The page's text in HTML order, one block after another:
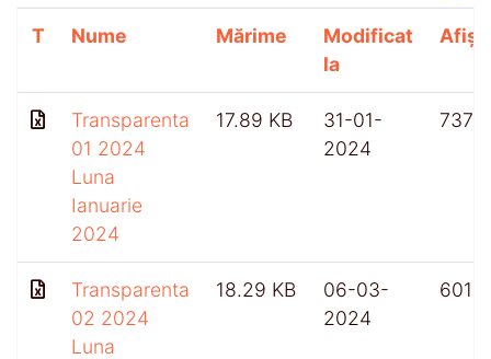
T Nume Mărime
Modificat
la
Transparenta
01 2024
Luna
Ianuarie
2024
17.89 KB
31-01-
2024
737
Transparenta
02 2024
Luna
18.29 KB
06-03-
2024
601